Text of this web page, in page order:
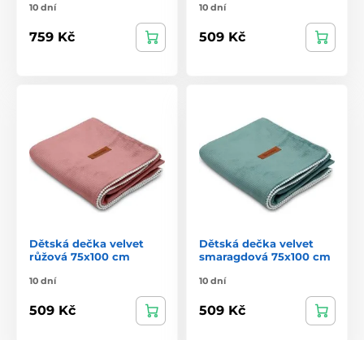
10 dní
759 Kč
10 dní
509 Kč
Dětská dečka velvet
růžová 75x100 cm
10 dní
509 Kč
Dětská dečka velvet
smaragdová 75x100 cm
10 dní
509 Kč